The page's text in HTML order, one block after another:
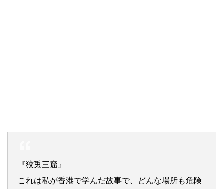
『狡兎三窟』
これは私が香港で学んだ故事で、どんな場所も危険